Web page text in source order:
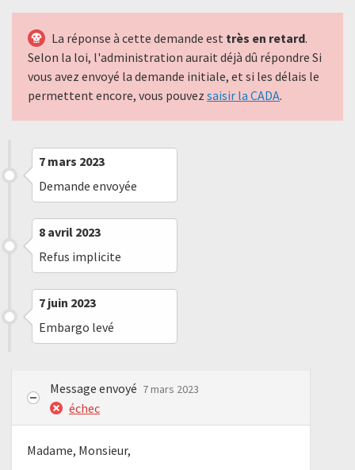
La réponse à cette demande est très en retard.
Selon la loi, l'administration aurait déjà dû répondre Si
vous avez envoyé la demande initiale, et si les délais le
permettent encore, vous pouvez saisir la CADA.
7 mars 2023
Demande envoyée
8 avril 2023
Refus implicite
7 juin 2023
Embargo levé
Message envoyé 7 mars 2023
échec
Madame, Monsieur,